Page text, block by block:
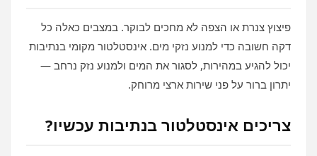
פיצוץ צנרת או הצפה לא מחכים לבוקר. במצבים כאלה כל
דקה חשובה כדי למנוע נזקי מים. אינסטלטור מקומי בנתיבות
יכול להגיע במהירות, לסגור את המים ולמנוע נזק נרחב —
יתרון ברור על פני שירות ארצי מרוחק.
צריכים אינסטלטור בנתיבות עכשיו?